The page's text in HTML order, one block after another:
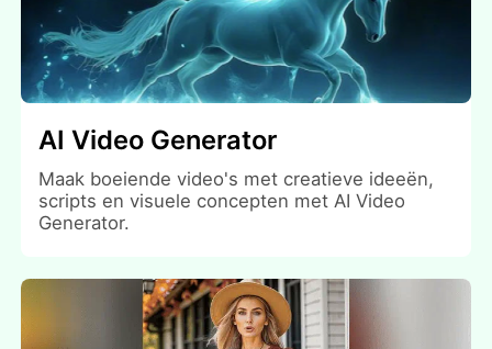
AI Video Generator
Maak boeiende video's met creatieve ideeën,
scripts en visuele concepten met AI Video
Generator.